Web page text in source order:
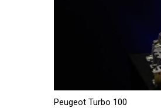
Peugeot Turbo 100